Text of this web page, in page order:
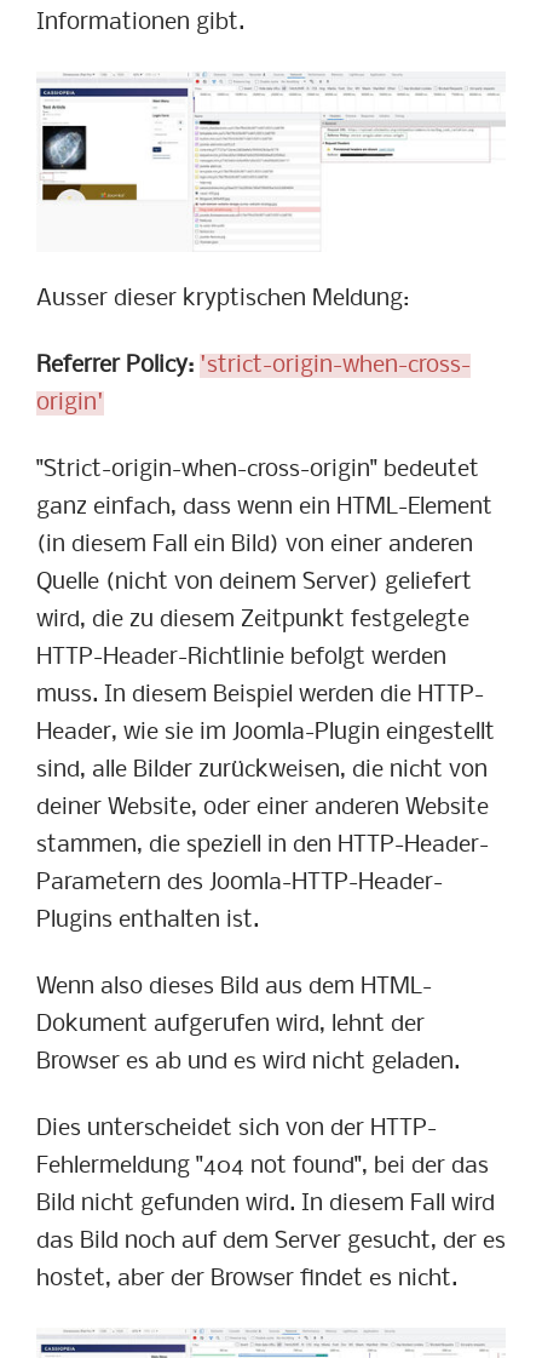
Informationen gibt.
Ausser dieser kryptischen Meldung:
Referrer Policy: 'strict-origin-when-cross-
origin'
"Strict-origin-when-cross-origin" bedeutet
ganz einfach, dass wenn ein HTML-Element
(in diesem Fall ein Bild) von einer anderen
Quelle (nicht von deinem Server) geliefert
wird, die zu diesem Zeitpunkt festgelegte
HTTP-Header-Richtlinie befolgt werden
muss. In diesem Beispiel werden die HTTP-
Header, wie sie im Joomla-Plugin eingestellt
sind, alle Bilder zurückweisen, die nicht von
deiner Website, oder einer anderen Website
stammen, die speziell in den HTTP-Header-
Parametern des Joomla-HTTP-Header-
Plugins enthalten ist.
Wenn also dieses Bild aus dem HTML-
Dokument aufgerufen wird, lehnt der
Browser es ab und es wird nicht geladen.
Dies unterscheidet sich von der HTTP-
Fehlermeldung "404 not found", bei der das
Bild nicht gefunden wird. In diesem Fall wird
das Bild noch auf dem Server gesucht, der es
hostet, aber der Browser findet es nicht.